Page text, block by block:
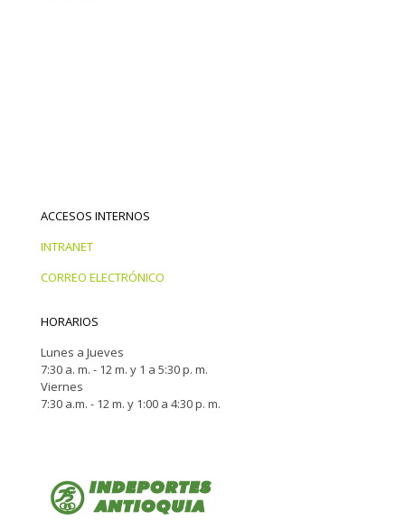
ACCESOS INTERNOS
INTRANET
CORREO ELECTRÓNICO
HORARIOS
Lunes a Jueves
7:30 a. m. - 12 m. y 1 a 5:30 p. m.
Viernes
7:30 a.m. - 12 m. y 1:00 a 4:30 p. m.